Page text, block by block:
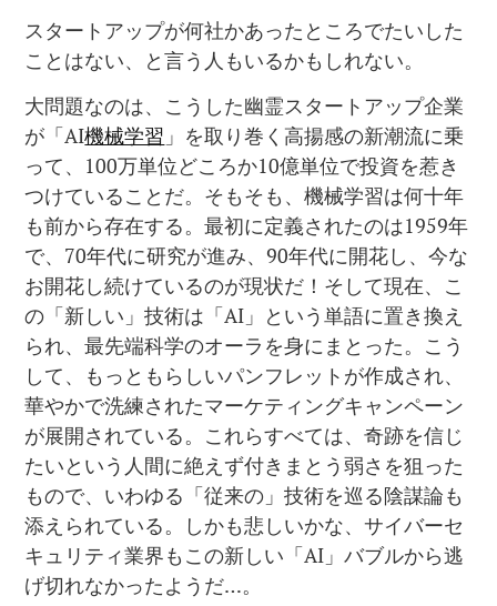
スタートアップが何社かあったところでたいした
ことはない、と言う人もいるかもしれない。
大問題なのは、こうした幽霊スタートアップ企業
が「AI機械学習 」を取り巻く高揚感の新潮流に乗
って、100万単位どころか10億単位で投資を惹き
つけていることだ。そもそも、機械学習は何十年
も前から存在する。最初に定義されたのは1959年
で、70年代に研究が進み、90年代に開花し、今な
お開花し続けているのが現状だ！そして現在、こ
の「新しい」技術は「AI」という単語に置き換え
られ、最先端科学のオーラを身にまとった。こう
して、もっともらしいパンフレットが作成され、
華やかで洗練されたマーケティングキャンペーン
が展開されている。これらすべては、奇跡を信じ
たいという人間に絶えず付きまとう弱さを狙った
もので、いわゆる「従来の」技術を巡る陰謀論も
添えられている。しかも悲しいかな、サイバーセ
キュリティ業界もこの新しい「AI」バブルから逃
げ切れなかったようだ…。